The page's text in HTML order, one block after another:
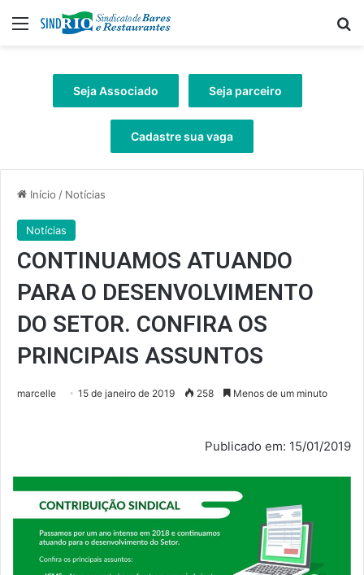
Menu
Seja Associado Seja parceiro
Cadastre sua vaga
Início / Notícias
Notícias
CONTINUAMOS ATUANDO
PARA O DESENVOLVIMENTO
DO SETOR. CONFIRA OS
PRINCIPAIS ASSUNTOS
marcelle 15 de janeiro de 2019 258 Menos de um minuto
Publicado em: 15/01/2019